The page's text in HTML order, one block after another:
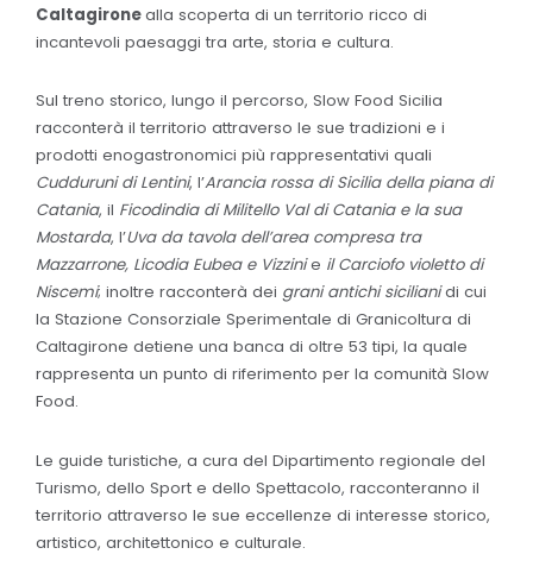
Caltagironealla scoperta di un territorio ricco di
incantevoli paesaggi tra arte, storia e cultura.
Sul treno storico, lungo il percorso, Slow Food Sicilia
racconterà il territorio attraverso le sue tradizioni e i
prodotti enogastronomici più rappresentativi quali
Cudduruni di Lentini, l’Arancia rossa di Sicilia della piana di
Catania, il Ficodindia di Militello Val di Catania e la sua
Mostarda, l’Uva da tavola dell’area compresa tra
Mazzarrone, Licodia Eubea e Vizzinie il Carciofo violetto di
Niscemi; inoltre racconterà dei grani antichi sicilianidi cui
la Stazione Consorziale Sperimentale di Granicoltura di
Caltagirone detiene una banca di oltre 53 tipi, la quale
rappresenta un punto di riferimento per la comunità Slow
Food.
Le guide turistiche, a cura del Dipartimento regionale del
Turismo, dello Sport e dello Spettacolo, racconteranno il
territorio attraverso le sue eccellenze di interesse storico,
artistico, architettonico e culturale.